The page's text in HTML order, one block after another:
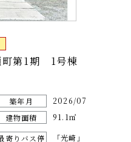
町第1期 1号棟
築年月
2026/07
建物面積 91.1㎡
寄りバス停 「光崎」